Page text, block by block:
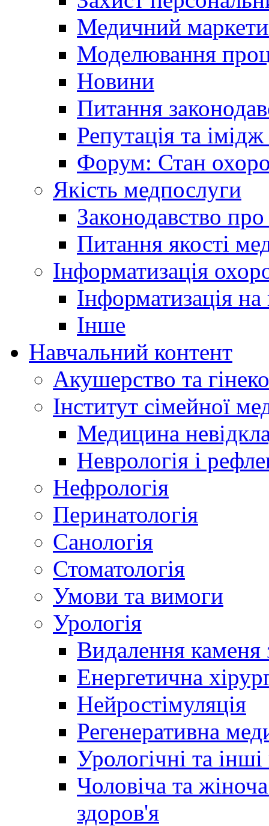
Медичний
Моделювання
Новини
Питання
Репутація та
Форум: Стан
Якість медпослуги
Законодавство
Питання якості
Інформатизація
Інформатизація
Інше
Навчальний контент
Акушерство та
Інститут сімейної
Медицина
Неврологія і
Нефрологія
Перинатологія
Санологія
Стоматологія
Умови та вимоги
Урологія
Видалення каменя
Енергетична
Нейростімуляція
Регенеративна
Урологічні та
Чоловіча та
здоров'я